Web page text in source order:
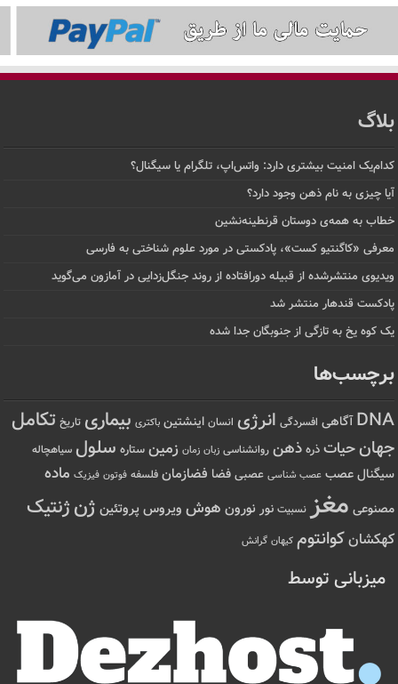
بلاگ
کدام‌یک امنیت بیشتری دارد: واتس‌اپ، تلگرام یا سیگنال؟
آیا چیزی به نام ذهن وجود دارد؟
خطاب به همه‌ی دوستان قرنطینه‌نشین
معرفی «کاگنتیو کست»، پادکستی در مورد علوم شناختی به فارسی
ویدیوی منتشرشده از قبیله دورافتاده‌ از روند جنگل‌زدایی در آمازون می‌گوید
پادکست قندهار منتشر شد
یک کوه یخ به تازگی از جنوبگان جدا شده
برچسب‌ها
DNA آگاهی افسردگی انرژی انسان اینشتین باکتری بیماری تاریخ تکامل
جهانحیات ذره ذهن روانشناسی زبان زمان زمین ستاره سلول سیاهچاله
سیگنال عصب عصب شناسی عصبی فضا فضازمان فلسفه فوتون فیزیک ماده
مصنوعی مغز نسبیت نور نورون هوش ویروس پروتئین ژنژنتیک
کهکشانکوانتوم کیهان گرانش
میزبانی توسط